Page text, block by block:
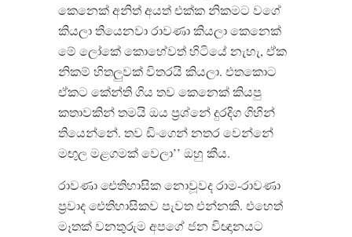
කෙනෙක් අනිත් අයත් එක්ක නිකමට වගේ
කියලා තියෙනවා රාවණා කියලා කෙනෙක්
මේ ලෝකේ කොහේවත් හිටියේ නැහැ, ඒක
නිකම් හිතලුවක් විතරයි කියලා. එතකොට
ඒකට කේන්ති ගිය තව කෙනෙක් කියපු
කතාවකින් තමයි ඔය ප්‍රශ්නේ දුරදිග ගිහින්
තියෙන්නේ. තව ඩිංගෙන් නතර වෙන්නේ
මඟුල මළගමක් වෙලා’’ ඔහු කීය.
රාවණා ඓතිහාසික නොවූවද රාම-රාවණා
ප්‍රවාද ඓතිහාසිකව පැවත එන්නකි. එහෙත්
මෑතක් වනතුරුම අපගේ ජන විඥානයට